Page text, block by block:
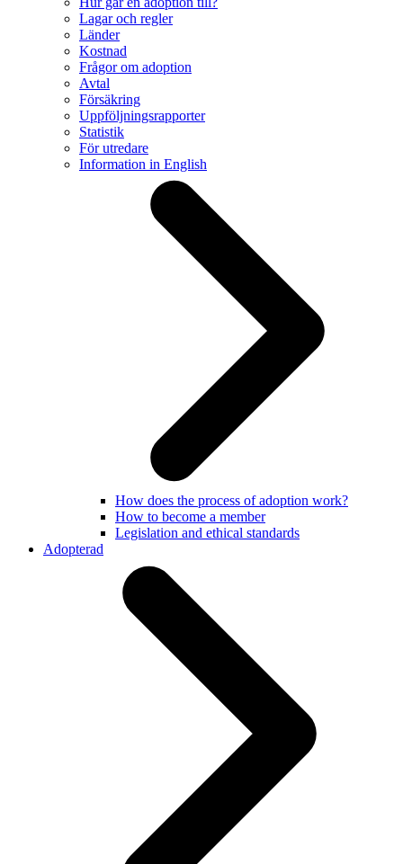
Lagar och regler
Länder
Kostnad
Frågor om adoption
Avtal
Försäkring
Uppföljningsrapporter
Statistik
För utredare
Information in English
How does the process of adoption work?
How to become a member
Legislation and ethical standards
Adopterad